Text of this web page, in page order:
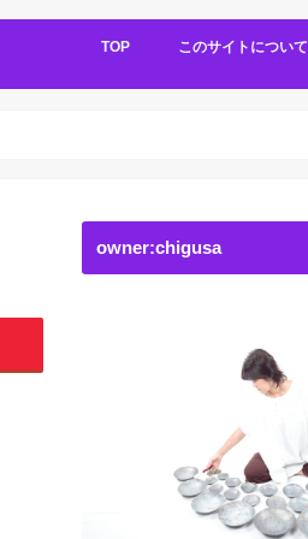
TOP このサイトについて
owner:chigusa